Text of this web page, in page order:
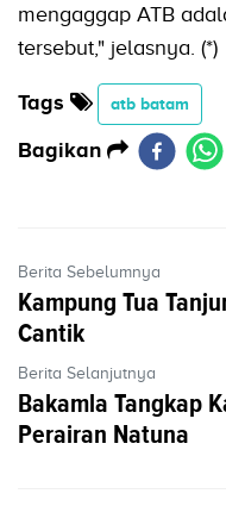
mengaggap ATB
tersebut," jelasnya. (*)
Tags atb batam
Bagikan
Berita Sebelumnya
Kampung Tua
Cantik
Berita Selanjutnya
Bakamla Tangkap
Perairan Natuna